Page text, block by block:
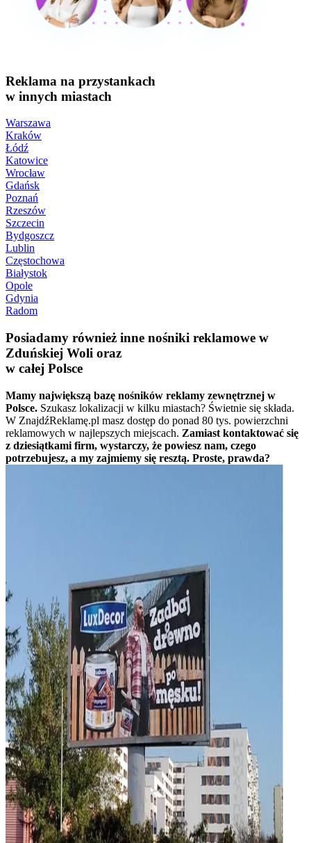
Reklama na przystankach
w innych miastach
Warszawa
Kraków
Łódź
Katowice
Wrocław
Gdańsk
Poznań
Rzeszów
Szczecin
Bydgoszcz
Lublin
Częstochowa
Białystok
Opole
Gdynia
Radom
Posiadamy również inne nośniki reklamowe w
Zduńskiej Woli oraz
w całej Polsce
Mamy największą bazę nośników reklamy zewnętrznej w
Polsce. Szukasz lokalizacji w kilku miastach? Świetnie się składa.
W ZnajdźReklamę.pl masz dostęp do ponad 80 tys. powierzchni
reklamowych w najlepszych miejscach. Zamiast kontaktować się
z dziesiątkami firm, wystarczy, że powiesz nam, czego
potrzebujesz, a my zajmiemy się resztą. Proste, prawda?